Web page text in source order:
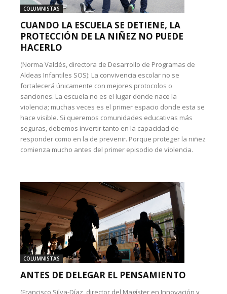
COLUMNISTAS
CUANDO LA ESCUELA SE DETIENE, LA
PROTECCIÓN DE LA NIÑEZ NO PUEDE
HACERLO
(Norma Valdés, directora de Desarrollo de Programas de
Aldeas Infantiles SOS): La convivencia escolar no se
fortalecerá únicamente con mejores protocolos o
sanciones. La escuela no es el lugar donde nace la
violencia; muchas veces es el primer espacio donde esta se
hace visible. Si queremos comunidades educativas más
seguras, debemos invertir tanto en la capacidad de
responder como en la de prevenir. Porque proteger la niñez
comienza mucho antes del primer episodio de violencia.
COLUMNISTAS
ANTES DE DELEGAR EL PENSAMIENTO
(Francisco Silva-Díaz, director del Magíster en Innovación y